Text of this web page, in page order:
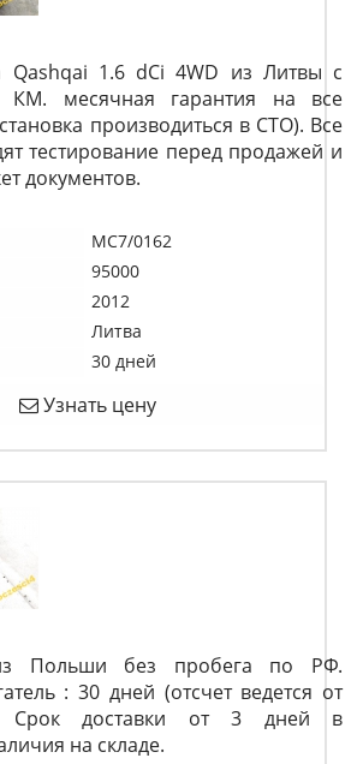
Qashqai 1.6 dCi 4WD из Литвы с
КМ. месячная гарантия на все
производиться в СТО). Все
тестирование перед продажей и
документов.
MC7/0162
95000
2012
Литва
30 дней
Узнать цену
Польши без пробега по РФ.
: 30 дней (отсчет ведется от
Срок доставки от 3 дней в
на складе.